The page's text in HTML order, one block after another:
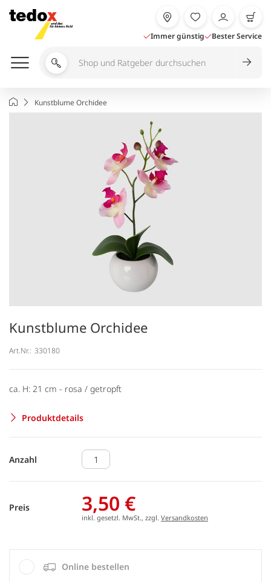
Inhalt
springen
Immer günstig Bester Service
Shop
durchsuchen
StartseiteKunstblume Orchidee
Kunstblume Orchidee
Art.Nr.: 330180
ca. H: 21 cm - rosa / getropft
Produktdetails
Anzahl
Preis 3,50 €
inkl. gesetzl. MwSt., zzgl. Versandkosten
Online bestellen